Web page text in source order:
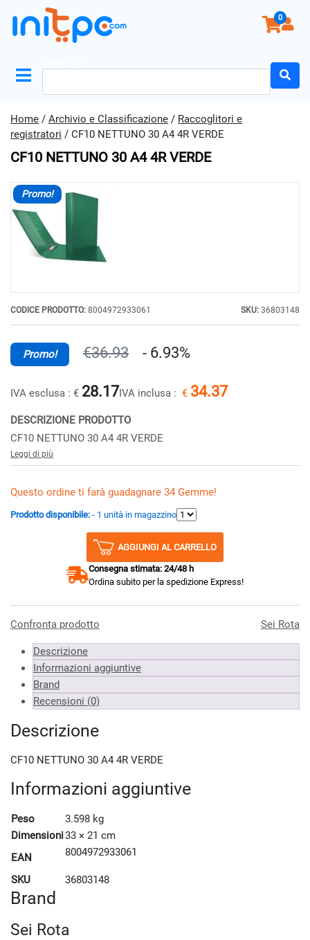
0
Home / Archivio e Classificazione / Raccoglitori e
registratori / CF10 NETTUNO 30 A4 4R VERDE
CF10 NETTUNO 30 A4 4R VERDE
Promo!
CODICE PRODOTTO: 8004972933061 SKU: 36803148
Promo! €36.93 - 6.93%
IVA esclusa : € 28.17IVA inclusa : € 34.37
DESCRIZIONE PRODOTTO
CF10 NETTUNO 30 A4 4R VERDE
Leggi di più
Questo ordine ti farà guadagnare 34 Gemme!
Prodotto disponibile: - 1 unità in magazzino
AGGIUNGI AL CARRELLO
Consegna stimata: 24/48 h
Ordina subito per la spedizione Express!
Confronta prodotto Sei Rota
Descrizione
Informazioni aggiuntive
Brand
Recensioni (0)
Descrizione
CF10 NETTUNO 30 A4 4R VERDE
Informazioni aggiuntive
Peso
3.598 kg
Dimensioni33 × 21 cm
EAN
8004972933061
SKU 36803148
Brand
Sei Rota